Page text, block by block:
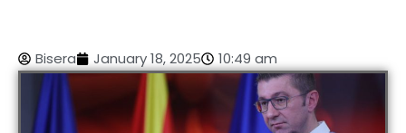
Bisera January 18, 2025 10:49 am